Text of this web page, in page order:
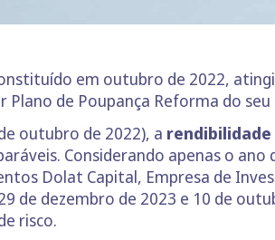
em outubro de 2022,
de Poupança Reforma do
outubro de 2022), a rendibilidade
Considerando apenas o
Dolat Capital, Empresa de
de dezembro de 2023 e 10 de
risco.